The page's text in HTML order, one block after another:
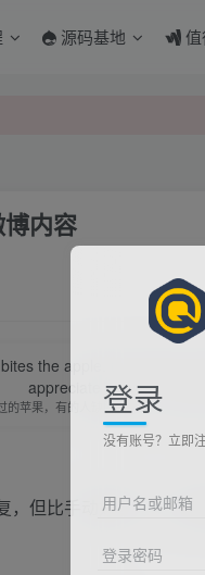
源码基地
内容
the apple. the bigger
appreciate it.
苹果，有的人缺陷比较大，正是因
但比手动好多了，只适
登录
没有账号？立即
用户名或邮箱
登录密码